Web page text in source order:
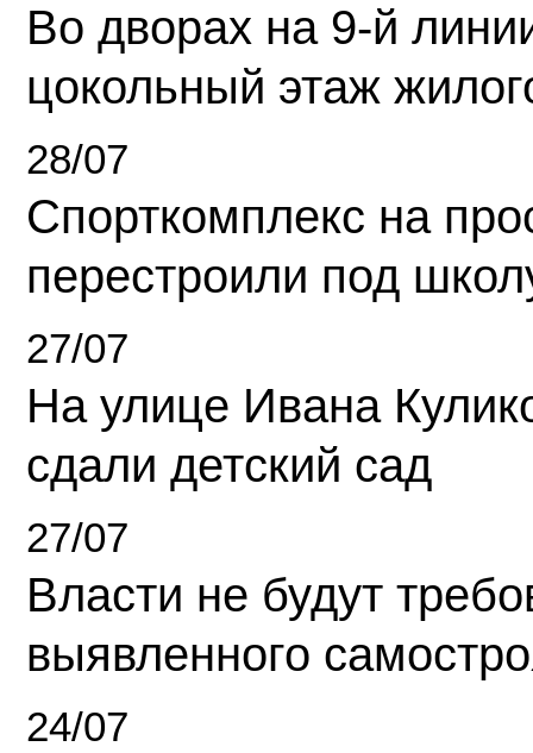
Во дворах на 9-й
цокольный этаж
28/07
Спорткомплекс на
перестроили под
27/07
На улице Ивана
сдали детский сад
27/07
Власти не будут
выявленного
24/07